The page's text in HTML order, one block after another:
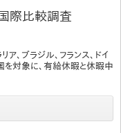
際比較調査
ア、ブラジル、フランス、ドイ
国を対象に、有給休暇と休暇中